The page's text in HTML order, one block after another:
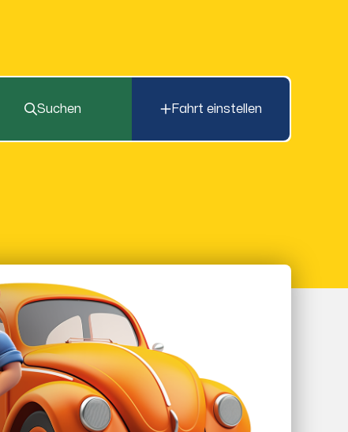
Suchen Fahrt einstellen